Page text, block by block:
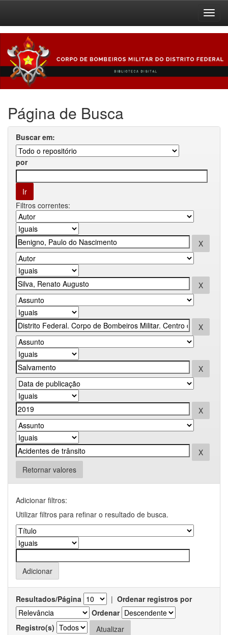
navigation
Página de Busca
Buscar em:
por
Filtros correntes:
Retornar valores
Adicionar filtros:
Utilizar filtros para refinar o resultado de busca.
Resultados/Página | Ordenar registros por
Ordenar
Registro(s)